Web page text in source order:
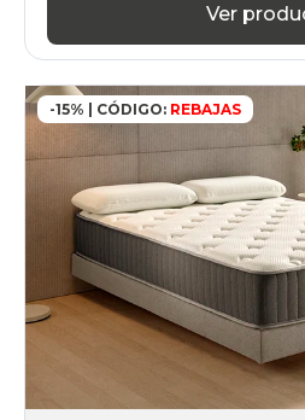
Ver
-15% | CÓDIGO: REBAJAS